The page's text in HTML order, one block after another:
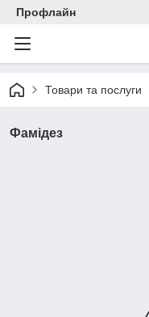
Профлайн
Товари та послуги
Фамідез